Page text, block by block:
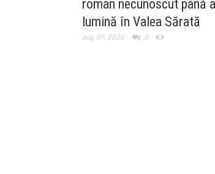
roman necunoscut până
lumină în Valea Sărată
aug. 07, 2026 0